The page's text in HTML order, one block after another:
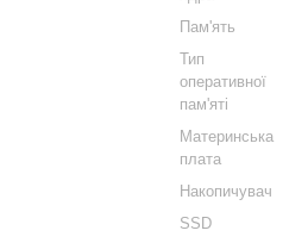
Пам'ять
Тип
оперативної
пам'яті
Материнська
плата
Накопичувач
SSD